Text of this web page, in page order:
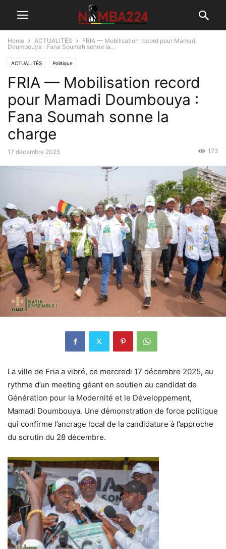
Home ACTUALITÉS
FRIA — Mobilisation record pour Mamadi
Doumbouya : Fana Soumah sonne la...
ACTUALITÉS Politique
FRIA — Mobilisation record
pour Mamadi Doumbouya :
Fana Soumah sonne la
charge
17 décembre 2025 173
La ville de Fria a vibré, ce mercredi 17 décembre 2025, au
rythme d’un meeting géant en soutien au candidat de
Génération pour la Modernité et le Développement,
Mamadi Doumbouya. Une démonstration de force politique
qui confirme l’ancrage local de la candidature à l’approche
du scrutin du 28 décembre.